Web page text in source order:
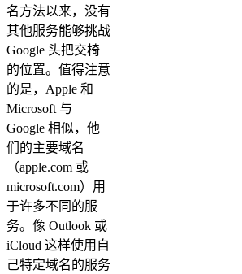
名方法以来，没有
其他服务能够挑战
Google 头把交椅
的位置。值得注意
的是，Apple 和
Microsoft 与
Google 相似，他
们的主要域名
（apple.com 或
microsoft.com）用
于许多不同的服
务。像 Outlook 或
iCloud 这样使用自
己特定域名的服务